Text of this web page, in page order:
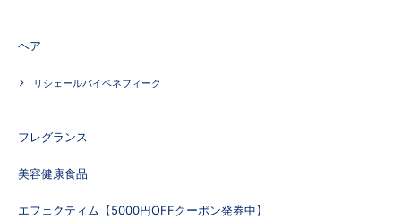
ヘア
リシェールバイベネフィーク
フレグランス
美容健康食品
エフェクティム【5000円OFFクーポン発券中】